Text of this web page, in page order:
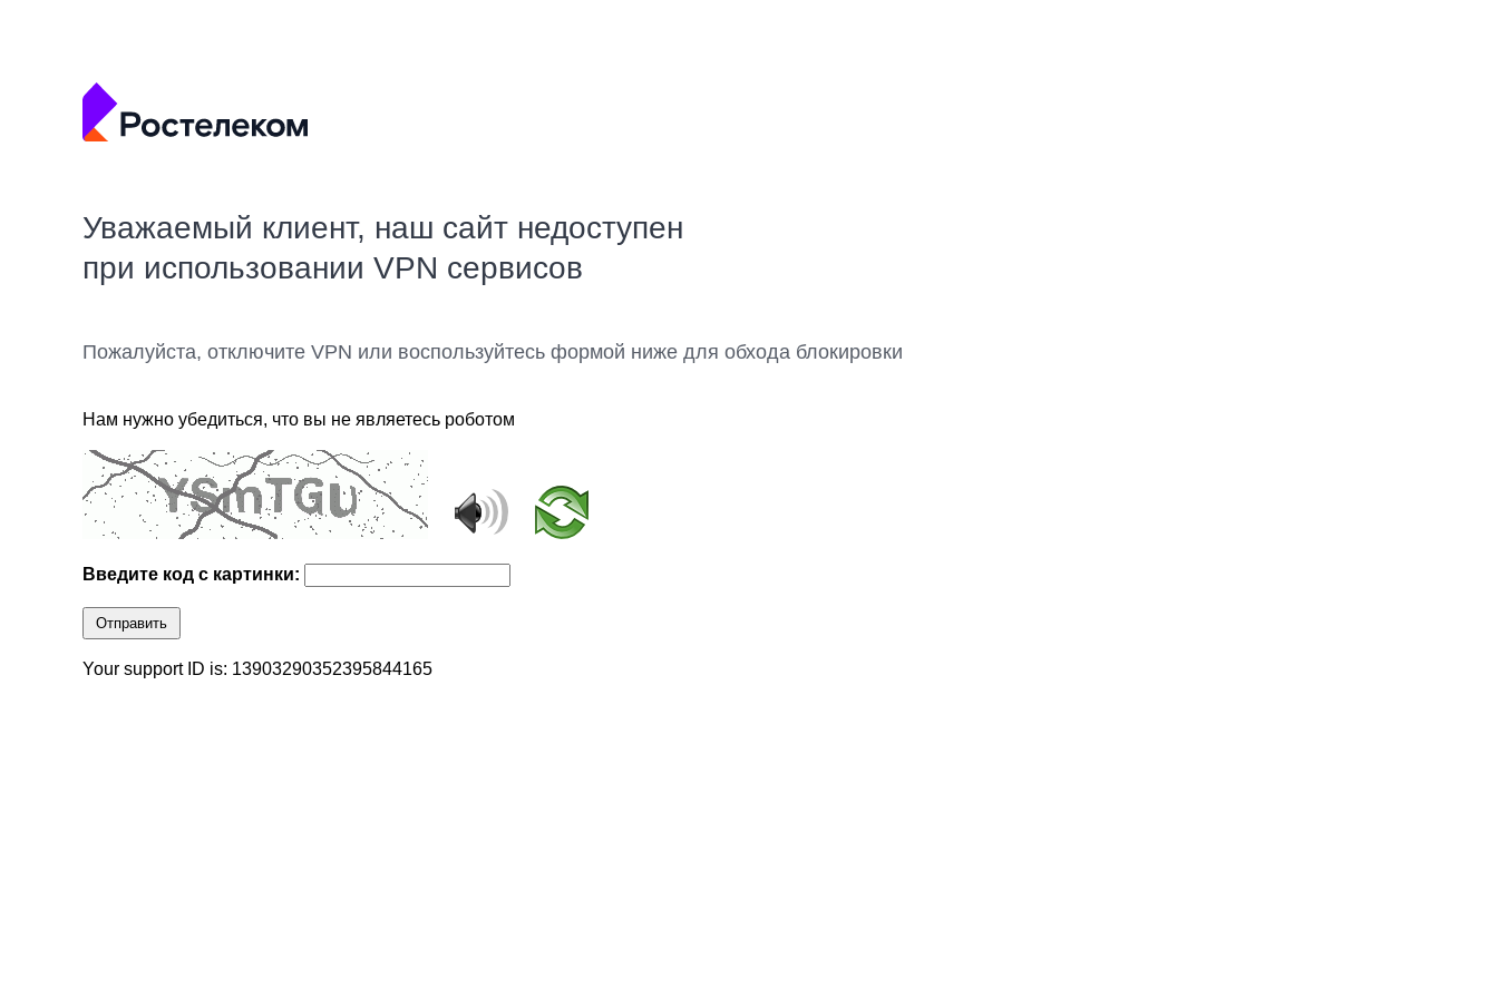
Уважаемый клиент, наш сайт недоступен
при использовании VPN сервисов
Пожалуйста, отключите VPN или воспользуйтесь формой ниже для обхода блокировки
Нам нужно убедиться, что вы не являетесь роботом
Введите код с картинки:
Отправить
Your support ID is: 13903290352395844165